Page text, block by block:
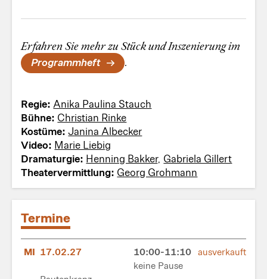
Erfahren Sie mehr zu Stück und Inszenierung im
Programmheft
.
Regie:Anika Paulina Stauch
Bühne: Christian Rinke
Kostüme:Janina Albecker
Video: Marie Liebig
Dramaturgie: Henning Bakker, Gabriela Gillert
Theatervermittlung: Georg Grohmann
Termine
MI 17.02.27
10:00-11:10
keine Pause
ausverkauft